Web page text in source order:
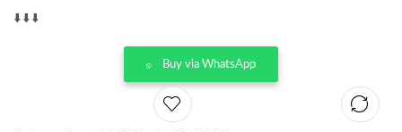
⬇️⬇️⬇️
Buy via WhatsApp